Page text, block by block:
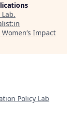
.
Women’s Impact
Policy Lab